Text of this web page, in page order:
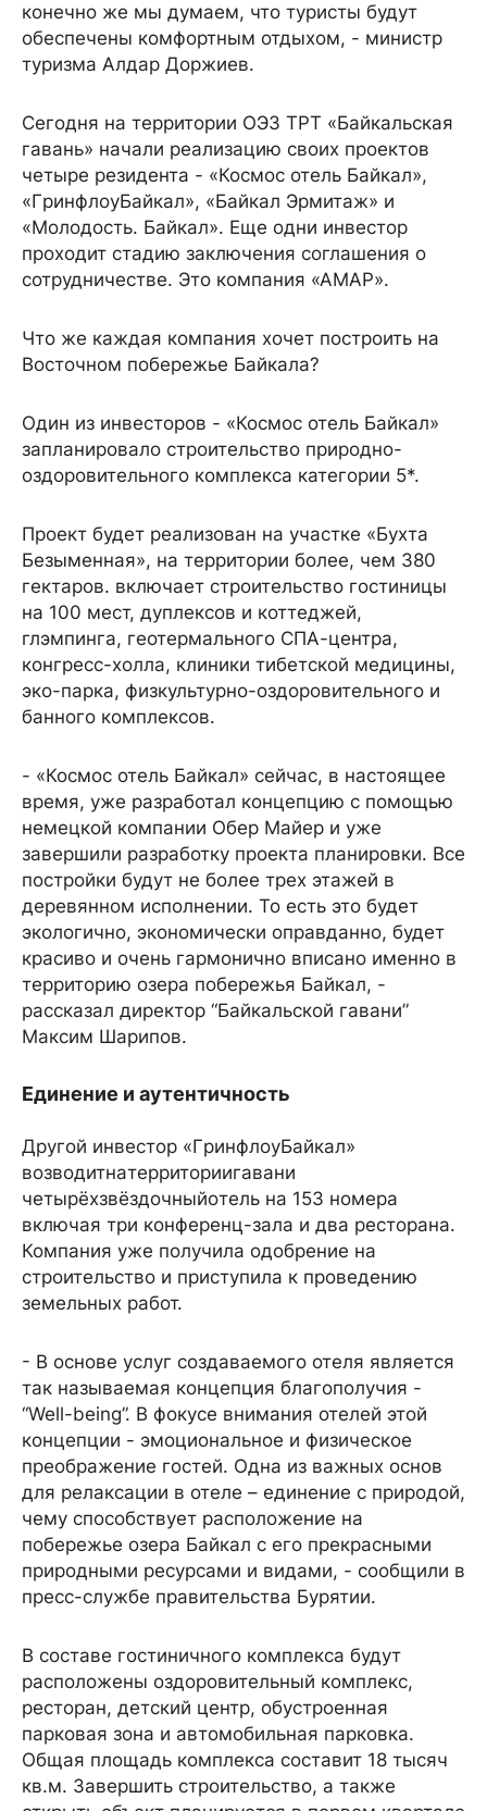
конечно же мы думаем, что туристы будут
обеспечены комфортным отдыхом, - министр
туризма Алдар Доржиев.
Сегодня на территории ОЭЗ ТРТ «Байкальская
гавань» начали реализацию своих проектов
четыре резидента - «Космос отель Байкал»,
«ГpинфлoyБaйкaл», «Байкал Эрмитаж» и
«Молодость. Байкал». Еще одни инвестор
проходит стадию заключения соглашения о
сотрудничестве. Это компания «АМАР».
Что же каждая компания хочет построить на
Восточном побережье Байкала?
Один из инвесторов - «Космос отель Байкал»
запланировало строительство природно-
оздоровительного комплекса категории 5*.
Проект будет реализован на участке «Бухта
Безыменная», на территории более, чем 380
гектаров. включает строительство гостиницы
на 100 мест, дуплексов и коттеджей,
глэмпинга, геотермального СПА-центра,
конгресс-холла, клиники тибетской медицины,
эко-парка, физкультурно-оздоровительного и
банного комплексов.
- «Космос отель Байкал» сейчас, в настоящее
время, уже разработал концепцию с помощью
немецкой компании Обер Майер и уже
завершили разработку проекта планировки. Все
постройки будут не более трех этажей в
деревянном исполнении. То есть это будет
экологично, экономически оправданно, будет
красиво и очень гармонично вписано именно в
территорию озера побережья Байкал, -
рассказал директор “Байкальской гавани”
Максим Шарипов.
Единение и аутентичность
Другой инвестор «ГpинфлoyБaйкaл»
вoзвoдитнaтeppитopиигaвaни
чeтыpёxзвёздoчныйoтeль на 153 номера
включая три конференц-зала и два ресторана.
Компания уже получила одобрение на
строительство и приступила к проведению
земельных работ.
- В основе услуг создаваемого отеля является
так называемая концепция благополучия -
“Well-being”. В фокусе внимания отелей этой
концепции - эмоциональное и физическое
преображение гостей. Одна из важных основ
для релаксации в отеле – единение с природой,
чему способствует расположение на
побережье озера Байкал с его прекрасными
природными ресурсами и видами, - сообщили в
пресс-службе правительства Бурятии.
В составе гостиничного комплекса будут
расположены оздоровительный комплекс,
ресторан, детский центр, обустроенная
парковая зона и автомобильная парковка.
Общая площадь комплекса составит 18 тысяч
кв.м. Завершить строительство, а также